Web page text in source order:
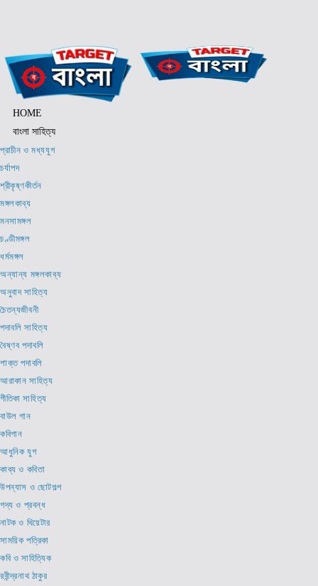
HOME
বাংলা সাহিত্য
প্রাচীন ও মধ্যযুগ
চর্যাপদ
শ্রীকৃষ্ণকীর্তন
মঙ্গলকাব্য
মনসামঙ্গল
চণ্ডীমঙ্গল
ধর্মমঙ্গল
অন্যান্য মঙ্গলকাব্য
অনুবাদ সাহিত্য
চৈতন্যজীবনী
পদাবলি সাহিত্য
বৈষ্ণব পদাবলি
শাক্ত পদাবলি
আরাকান সাহিত্য
গীতিকা সাহিত্য
বাউল গান
কবিগান
আধুনিক যুগ
কাব্য ও কবিতা
উপন্যাস ও ছোটগল্প
গদ্য ও প্রবন্ধ
নাটক ও থিয়েটার
সাময়িক পত্রিকা
কবি ও সাহিত্যিক
রবীন্দ্রনাথ ঠাকুর